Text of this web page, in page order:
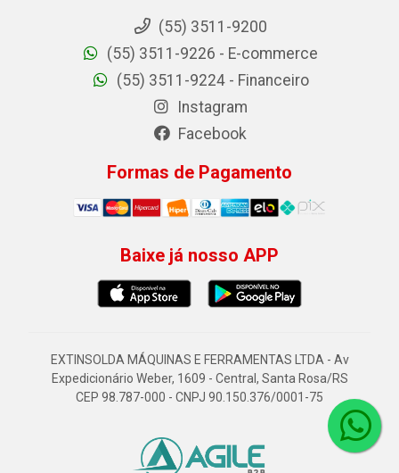
(55) 3511-9200
(55) 3511-9226 - E-commerce
(55) 3511-9224 - Financeiro
Instagram
Facebook
Formas de Pagamento
Baixe já nosso APP
EXTINSOLDA MÁQUINAS E FERRAMENTAS LTDA - Av
Expedicionário Weber, 1609 - Central, Santa Rosa/RS
CEP 98.787-000 - CNPJ 90.150.376/0001-75